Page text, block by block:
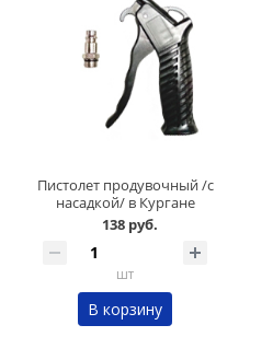
Пистолет продувочный /с
насадкой/ в Кургане
138 руб.
шт
В корзину